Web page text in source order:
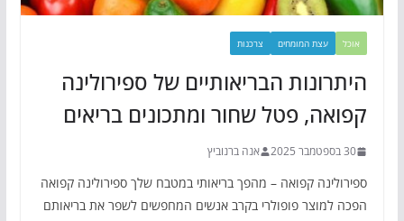
אוכל עצת המומחים צרכנות
היתרונות הבריאותיים של ספירולינה
קפואה, פטל שחור ומתכונים בריאים
30 בספטמבר 2025 אנה ברנוביץ
ספירולינה קפואה – מהפך בריאותי במטבח שלך ספירולינה קפואה
הפכה למוצר פופולרי בקרב אנשים המחפשים לשפר את בריאותם